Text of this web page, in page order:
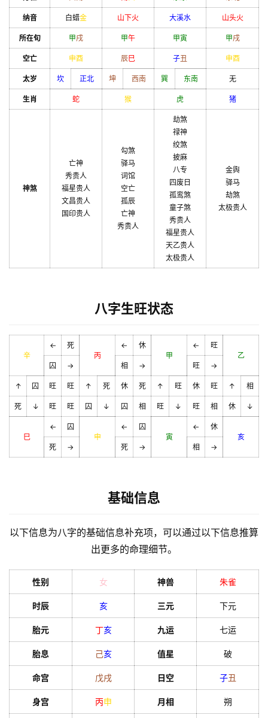
纳音 白蜡金 山下火 大溪水 山头火
所在旬 甲戌 甲午 甲寅 甲戌
空亡 申酉 辰巳 子丑 申酉
太岁 坎 正北 坤 西南 巽 东南 无
生肖 蛇 猴 虎 猪
神煞
亡神
秀贵人
福星贵人
文昌贵人
国印贵人
勾煞
驿马
词馆
空亡
孤辰
亡神
秀贵人
劫煞
禄神
绞煞
披麻
八专
四废日
孤鸾煞
童子煞
秀贵人
福星贵人
天乙贵人
太极贵人
金舆
驿马
劫煞
太极贵人
八字生旺状态
辛
←
死
丙
←
休
甲
←
旺
乙
囚
→ 相 → 旺 →
↑ 囚 旺 旺 ↑ 死 休 死 ↑ 旺 休 旺 ↑ 相
死 ↓ 旺 旺 囚 ↓ 囚 相 旺 ↓ 旺 相 休 ↓
巳
←
囚
申
←
囚
寅
←
休
亥
死
→ 死 → 相 →
基础信息
以下信息为八字的基础信息补充项，可以通过以下信息推算
出更多的命理细节。
性别 女 神兽 朱雀
时辰 亥 三元 下元
胎元 丁亥 九运 七运
胎息 己亥 值星 破
命宫 戊戌 日空 子丑
身宫 丙申 月相 朔